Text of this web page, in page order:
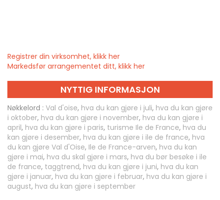
Registrer din virksomhet, klikk her
Markedsfør arrangementet ditt, klikk her
NYTTIG INFORMASJON
Nøkkelord : Val d'oise, hva du kan gjøre i juli, hva du kan gjøre
i oktober, hva du kan gjøre i november, hva du kan gjøre i
april, hva du kan gjøre i paris, turisme Ile de France, hva du
kan gjøre i desember, hva du kan gjøre i ile de france, hva
du kan gjøre Val d'Oise, Ile de France-arven, hva du kan
gjøre i mai, hva du skal gjøre i mars, hva du bør besøke i ile
de france, taggtrend, hva du kan gjøre i juni, hva du kan
gjøre i januar, hva du kan gjøre i februar, hva du kan gjøre i
august, hva du kan gjøre i september